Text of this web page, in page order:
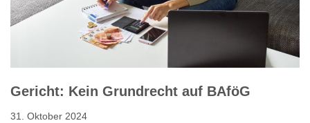
Gericht: Kein Grundrecht auf BAföG
31. Oktober 2024